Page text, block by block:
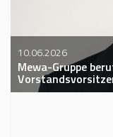
10.06.2026
Mewa-Gruppe